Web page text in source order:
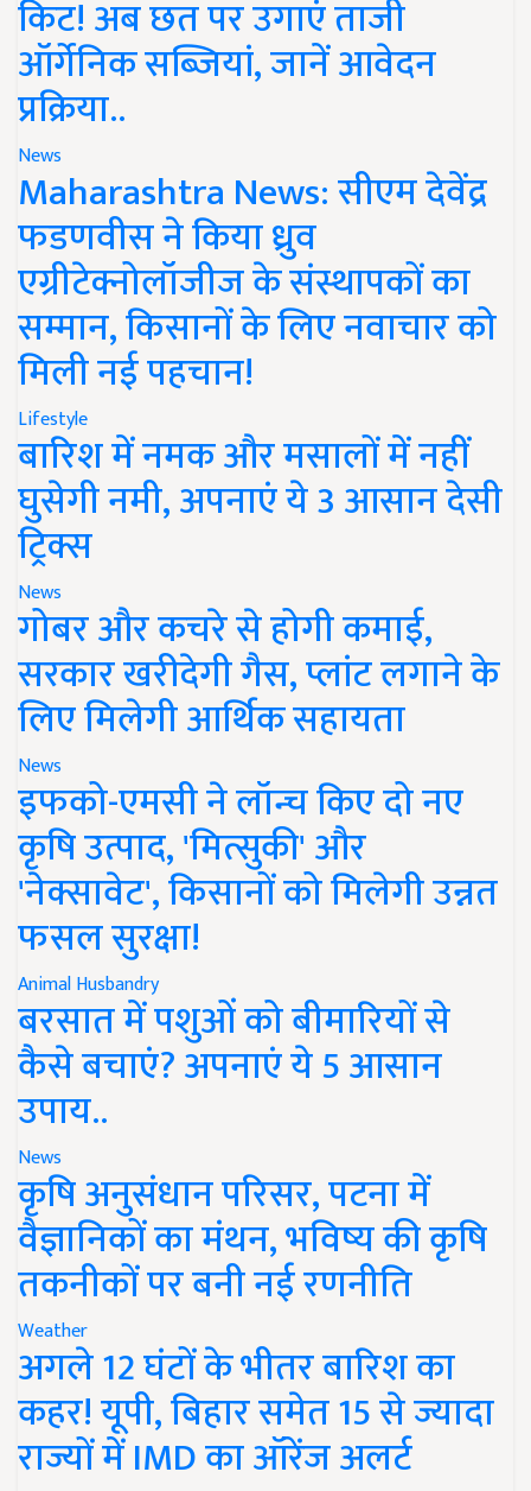
किट! अब छत पर उगाएं ताजी
ऑर्गेनिक सब्जियां, जानें आवेदन
प्रक्रिया..
News
Maharashtra News: सीएम देवेंद्र
फडणवीस ने किया ध्रुव
एग्रीटेक्नोलॉजीज के संस्थापकों का
सम्मान, किसानों के लिए नवाचार को
मिली नई पहचान!
Lifestyle
बारिश में नमक और मसालों में नहीं
घुसेगी नमी, अपनाएं ये 3 आसान देसी
ट्रिक्स
News
गोबर और कचरे से होगी कमाई,
सरकार खरीदेगी गैस, प्लांट लगाने के
लिए मिलेगी आर्थिक सहायता
News
इफको-एमसी ने लॉन्च किए दो नए
कृषि उत्पाद, 'मित्सुकी' और
'नेक्सावेट', किसानों को मिलेगी उन्नत
फसल सुरक्षा!
Animal Husbandry
बरसात में पशुओं को बीमारियों से
कैसे बचाएं? अपनाएं ये 5 आसान
उपाय..
News
कृषि अनुसंधान परिसर, पटना में
वैज्ञानिकों का मंथन, भविष्य की कृषि
तकनीकों पर बनी नई रणनीति
Weather
अगले 12 घंटों के भीतर बारिश का
कहर! यूपी, बिहार समेत 15 से ज्यादा
राज्यों में IMD का ऑरेंज अलर्ट